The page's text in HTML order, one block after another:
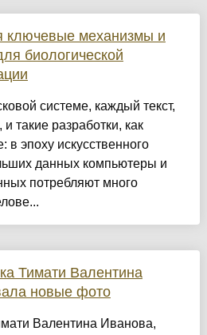
ключевые механизмы и
биологической
системе, каждый текст,
такие разработки, как
эпоху искусственного
данных компьютеры и
потребляют много
Тимати Валентина
новые фото
Валентина Иванова,